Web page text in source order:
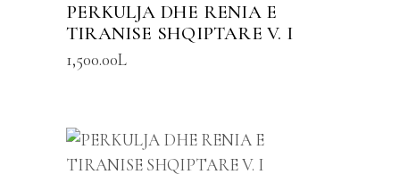
PERKULJA DHE RENIA E
TIRANISE SHQIPTARE V. I
1,500.00L
SHTOJE NË SHPORTË